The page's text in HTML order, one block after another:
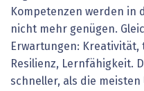
Kompetenzen werden in
nicht mehr genügen.
Erwartungen:
Resilienz, Lernfähigkeit.
schneller, als die